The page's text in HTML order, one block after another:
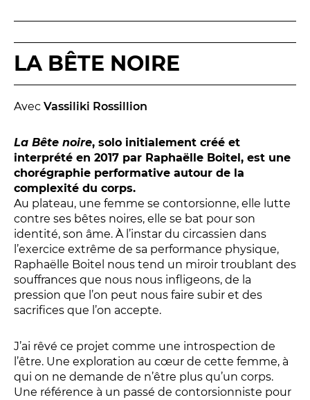
Le Comité de lecture
LES TEMPS FORTS
Festival de Magie
Festival de Tragédies
LE PUBLIC
VOUS ÊTES...
Enseignant
Relais
Étudiant
Entreprise
Entre amis, entre collègues
LA BÊTE NOIRE
Avec Vassiliki Rossillion
La Bête noire, solo initialement créé et
interprété en 2017 par Raphaëlle Boitel, est une
chorégraphie performative autour de la
complexité du corps.
Au plateau, une femme se contorsionne, elle lutte
contre ses bêtes noires, elle se bat pour son
identité, son âme. À l’instar du circassien dans
l’exercice extrême de sa performance physique,
Raphaëlle Boitel nous tend un miroir troublant des
souffrances que nous nous infligeons, de la
pression que l’on peut nous faire subir et des
sacrifices que l’on accepte.
J’ai rêvé ce projet comme une introspection de
l’être. Une exploration au cœur de cette femme, à
qui on ne demande de n’être plus qu’un corps.
Une référence à un passé de contorsionniste pour